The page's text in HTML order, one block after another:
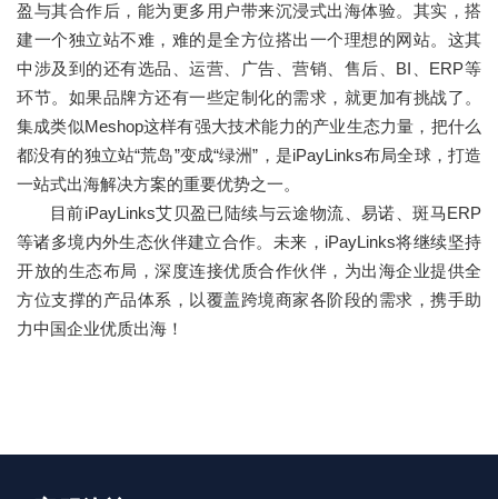
盈与其合作后，能为更多用户带来沉浸式出海体验。其实，搭
建一个独立站不难，难的是全方位搭出一个理想的网站。这其
中涉及到的还有选品、运营、广告、营销、售后、BI、ERP等
环节。如果品牌方还有一些定制化的需求，就更加有挑战了。
集成类似Meshop这样有强大技术能力的产业生态力量，把什么
都没有的独立站“荒岛”变成“绿洲”，是iPayLinks布局全球，打造
一站式出海解决方案的重要优势之一。
目前iPayLinks艾贝盈已陆续与云途物流、易诺、斑马ERP
等诸多境内外生态伙伴建立合作。未来，iPayLinks将继续坚持
开放的生态布局，深度连接优质合作伙伴，为出海企业提供全
方位支撑的产品体系，以覆盖跨境商家各阶段的需求，携手助
力中国企业优质出海！